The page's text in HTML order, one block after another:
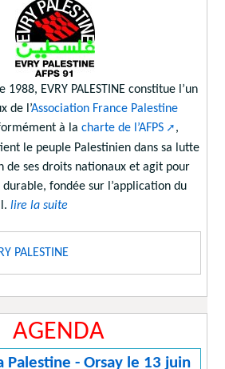
EVRY PALESTINE constitue l’un
de l’Association France Palestine
à la charte de l’AFPS
,
le peuple Palestinien dans sa lutte
de ses droits nationaux et agit pour
fondée sur l’application du
lire la suite
PALESTINE
AGENDA
Palestine - Orsay le 13 juin